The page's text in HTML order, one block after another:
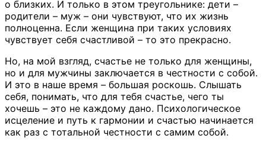
о близких. И только в этом треугольнике: дети –
родители – муж – они чувствуют, что их жизнь
полноценна. Если женщина при таких условиях
чувствует себя счастливой – то это прекрасно.
Но, на мой взгляд, счастье не только для женщины,
но и для мужчины заключается в честности с собой.
И это в наше время – большая роскошь. Слышать
себя, понимать, что для тебя счастье, чего ты
хочешь – это не каждому дано. Психологическое
исцеление и путь к гармонии и счастью начинается
как раз с тотальной честности с самим собой.